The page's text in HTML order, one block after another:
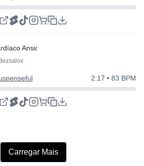
Ansioso | Música Thriller
2:17 • 83 BPM
Carregar Mais